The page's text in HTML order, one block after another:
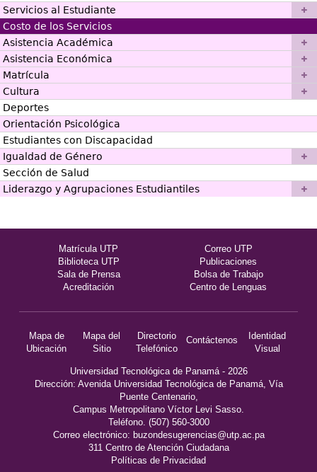
Servicios al Estudiante
Costo de los Servicios
Asistencia Académica
Asistencia Económica
Matrícula
Cultura
Deportes
Orientación Psicológica
Estudiantes con Discapacidad
Igualdad de Género
Sección de Salud
Liderazgo y Agrupaciones Estudiantiles
Matrícula UTP
Correo UTP
Biblioteca UTP
Publicaciones
Sala de Prensa
Bolsa de Trabajo
Acreditación
Centro de Lenguas
Mapa de
Ubicación
Mapa del
Sitio
Directorio
Telefónico
Contáctenos
Identidad
Visual
Universidad Tecnológica de Panamá - 2026
Dirección: Avenida Universidad Tecnológica de Panamá, Vía
Puente Centenario,
Campus Metropolitano Víctor Levi Sasso.
Teléfono. (507) 560-3000
Correo electrónico: buzondesugerencias@utp.ac.pa
311 Centro de Atención Ciudadana
Políticas de Privacidad